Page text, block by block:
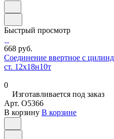
Быстрый просмотр
668 руб.
Соединение ввертное с
ст. 12х18н10т
0
Изготавливается под заказ
Арт. O5366
В корзину В корзине